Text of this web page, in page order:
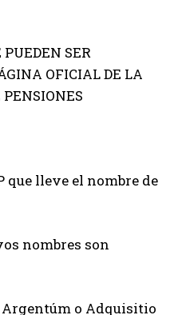
SER
OFICIAL DE LA
que lleve el nombre de
nombres son
Argentúm o Adquisitio